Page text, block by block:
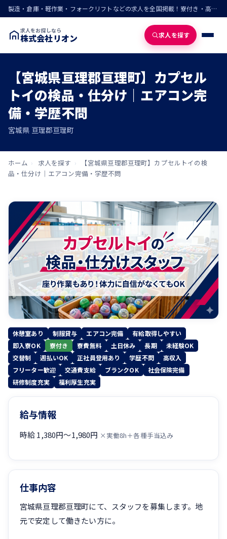
製造・倉庫・軽作業・フォークリフトなどの求人を全国掲載！寮付き・高収入・即入寮の仕事が見つかる
求人をお探しなら
株式会社リオン 求人を探す
【宮城県亘理郡亘理町】カプセル
トイの検品・仕分け｜エアコン完
備・学歴不問
宮城県 亘理郡亘理町
ホーム › 求人を探す ›
【宮城県亘理郡亘理町】カプセルトイの検
品・仕分け｜エアコン完備・学歴不問
休憩室あり 制服貸与 エアコン完備
有給取得しやすい
即入寮OK
寮付き 寮費無料 土日休み 長期
未経験OK
交替制
週払いOK 正社員登用あり 学歴不問
高収入
フリーター歓迎
交通費支給 ブランクOK
社会保険完備
研修制度充実
福利厚生充実
給与情報
時給 1,380円〜1,980円 ×実働8h＋各種手当込み
仕事内容
宮城県亘理郡亘理町にて、スタッフを募集します。地
元で安定して働きたい方に。